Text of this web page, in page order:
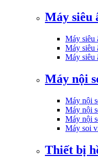
Máy siêu
Máy siêu
Máy siêu
Máy siêu
Máy nội
Máy nội
Máy nội
Máy nội
Máy soi
Thiết bị